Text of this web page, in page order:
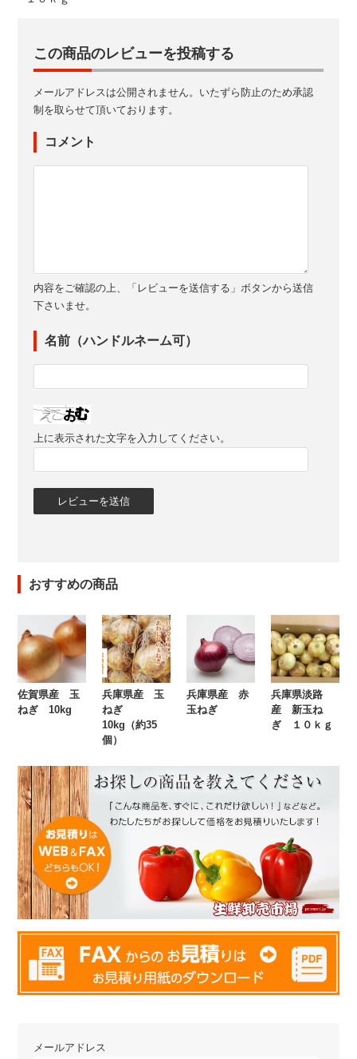
この商品のレビューを投稿する
メールアドレスは公開されません。いたずら防止のため承認
制を取らせて頂いております。
コメント
内容をご確認の上、「レビューを送信する」ボタンから送信
下さいませ。
名前（ハンドルネーム可）
上に表示された文字を入力してください。
おすすめの商品
佐賀県産 玉
ねぎ 10kg
兵庫県産 玉
ねぎ
10kg（約35
個）
兵庫県産 赤
玉ねぎ
兵庫県淡路
産 新玉ね
ぎ １０ｋｇ
メールアドレス